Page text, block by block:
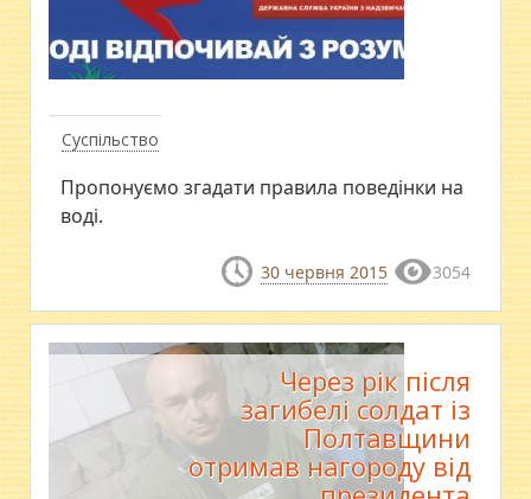
Суспільство
Пропонуємо згадати правила поведінки на
воді.
30 червня 2015 3054
Через рік після
загибелі солдат із
Полтавщини
отримав нагороду від